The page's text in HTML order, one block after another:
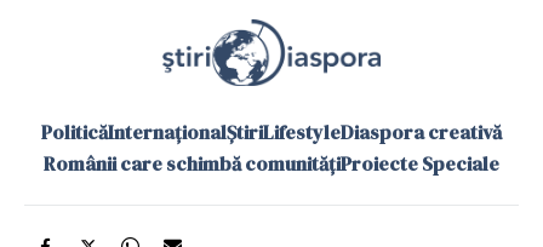
PoliticăInternaționalȘtiriLifestyleDiaspora creativă
Românii care schimbă comunitățiProiecte Speciale